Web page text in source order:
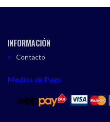
INFORMACIÓN
Contacto
Medios de Pago